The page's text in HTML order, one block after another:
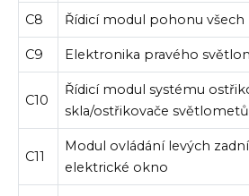
C8 Řídicí modul pohonu všech
C9 Elektronika pravého
C10
Řídicí modul systému
skla/ostřikovače světlometů
C11
Modul ovládání levých
elektrické okno